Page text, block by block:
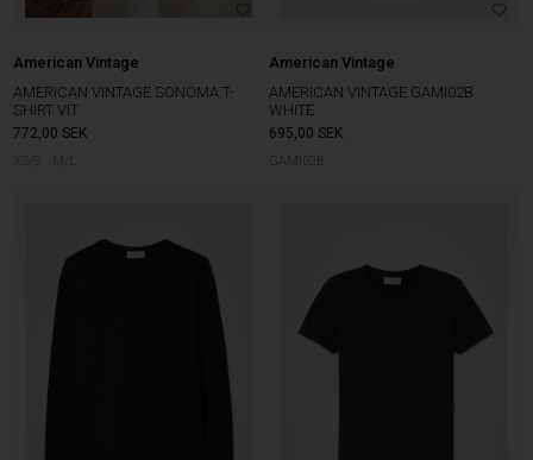
American Vintage
AMERICAN VINTAGE SONOMA T-
SHIRT VIT
772,00 SEK
American Vintage
AMERICAN VINTAGE GAMI02B
WHITE
695,00 SEK
GAMI02B